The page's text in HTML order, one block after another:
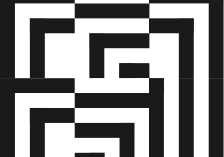
• sikkerhed i forbindelse med arbejde i højde,
arbejde under hængende byrder og